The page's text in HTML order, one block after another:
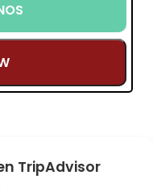
TripAdvisor